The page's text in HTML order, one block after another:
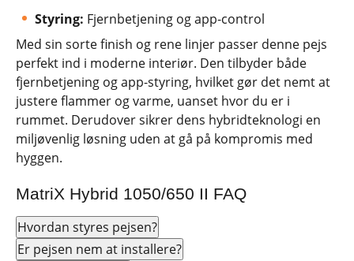
Styring: Fjernbetjening og app-control
Med sin sorte finish og rene linjer passer denne pejs
perfekt ind i moderne interiør. Den tilbyder både
fjernbetjening og app-styring, hvilket gør det nemt at
justere flammer og varme, uanset hvor du er i
rummet. Derudover sikrer dens hybridteknologi en
miljøvenlig løsning uden at gå på kompromis med
hyggen.
MatriX Hybrid 1050/650 II FAQ
Hvordan styres pejsen?
Er pejsen nem at installere?